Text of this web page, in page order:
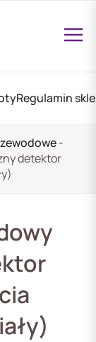
Regulamin
-
detektor